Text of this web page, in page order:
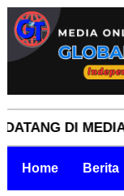
DI MEDIA
Home Berita